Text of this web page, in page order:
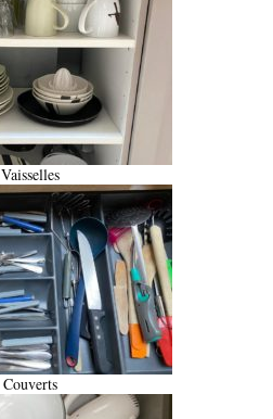
Vaisselles
Couverts